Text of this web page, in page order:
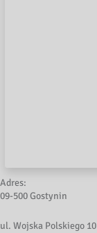
Adres:
09-500 Gostynin
ul. Wojska Polskiego 10